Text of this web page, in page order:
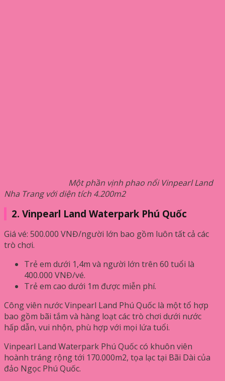
Một phần vịnh phao nổi Vinpearl Land
Nha Trang với diện tích 4.200m2
2. Vinpearl Land Waterpark Phú Quốc
Giá vé: 500.000 VNĐ/người lớn bao gồm luôn tất cả các
trò chơi.
Trẻ em dưới 1,4m và người lớn trên 60 tuổi là
400.000 VNĐ/vé.
Trẻ em cao dưới 1m được miễn phí.
Công viên nước Vinpearl Land Phú Quốc là một tổ hợp
bao gồm bãi tắm và hàng loạt các trò chơi dưới nước
hấp dẫn, vui nhộn, phù hợp với mọi lứa tuổi.
Vinpearl Land Waterpark Phú Quốc có khuôn viên
hoành tráng rộng tới 170.000m2, tọa lạc tại Bãi Dài của
đảo Ngọc Phú Quốc.